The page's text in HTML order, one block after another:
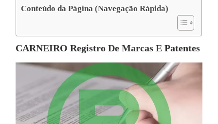
Conteúdo da Página (Navegação Rápida)
CARNEIRO Registro De Marcas E Patentes